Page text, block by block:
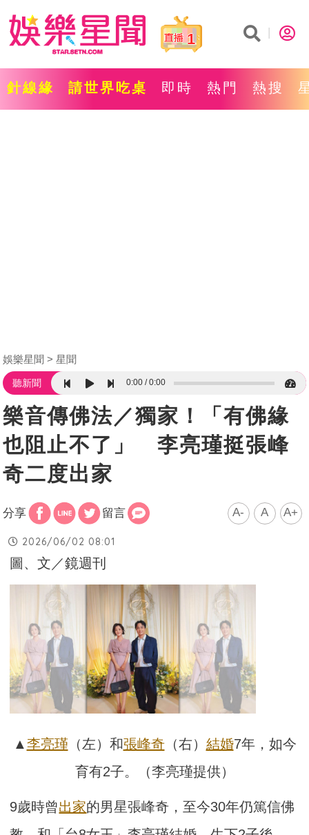
1
針線緣 請世界吃桌 即時 熱門 熱搜
娛樂星聞 星聞
聽新聞 0:00 0:00
樂音傳佛法／獨家！「有佛緣
也阻止不了」 李亮瑾挺張峰
奇二度出家
分享 留言 A- A A+
2026/06/02 08:01
圖、文／鏡週刊
▲ 李亮瑾（左）和張峰奇（右） 結婚7年，如今
育有2子。（李亮瑾提供）
9歲時曾出家的男星張峰奇，至今30年仍篤信佛